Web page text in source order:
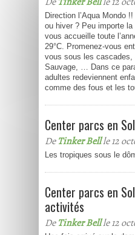
Direction l’Aqua Mondo
ou hiver ? Peu importe la
vous accueille toute
29°C. Promenez-vous
vous sous les cascades,
Sauvage, … Dans ce
adultes redeviennent
comme des fous et les
Center parcs en
DeTinker Bellle 12
Les tropiques sous le
Center parcs en
activités
DeTinker Bellle 12